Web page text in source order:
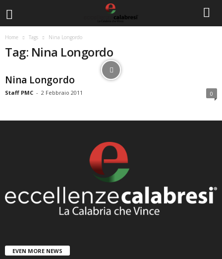
Home Tags Nina Longordo
Tag: Nina Longordo
Nina Longordo
Staff PMC - 2 Febbraio 2011 0
EVEN MORE NEWS